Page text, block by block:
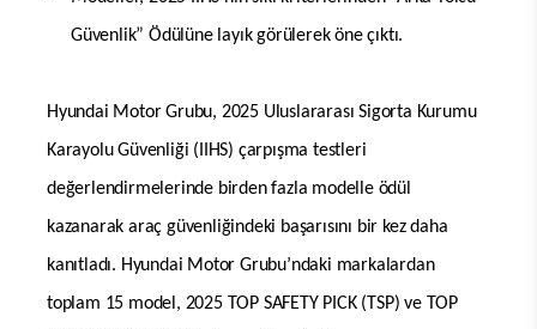
Güvenlik” Ödülüne layık görülerek öne çıktı.
Hyundai Motor Grubu, 2025 Uluslararası Sigorta Kurumu
Karayolu Güvenliği (IIHS) çarpışma testleri
değerlendirmelerinde birden fazla modelle ödül
kazanarak araç güvenliğindeki başarısını bir kez daha
kanıtladı. Hyundai Motor Grubu’ndaki markalardan
toplam 15 model, 2025 TOP SAFETY PICK (TSP) ve TOP